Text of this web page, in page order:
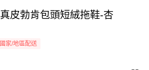
真皮勃肯包頭短絨拖鞋-杏
國家/地區配送